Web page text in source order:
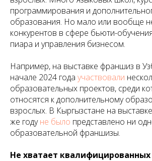
программирования и
образования. Но мало или вообще
конкурентов в сфере бьюти-
пиара и управления бизнесом.
Например, на выставке франшиз в
начале 2024 года участвовали
образовательных проектов, среди
относятся к дополнительному
взрослых. В Кыргызстане на
же годуне было представлено ни
образовательной франшизы.
Не хватает